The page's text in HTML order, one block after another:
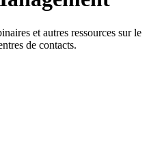
et autres ressources sur le
de contacts.